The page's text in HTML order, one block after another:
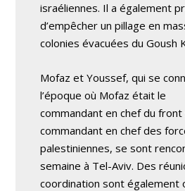
israéliennes. Il a également
d’empêcher un pillage en
colonies évacuées du Goush
Mofaz et Youssef, qui se
l’époque où Mofaz était le
commandant en chef du
commandant en chef des
palestiniennes, se sont
semaine à Tel-Aviv. Des
coordination sont également